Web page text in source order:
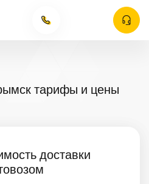
тарифы и цены
доставки